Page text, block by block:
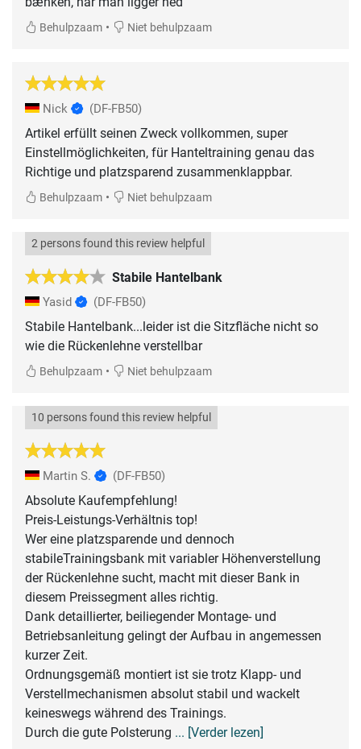
Behulpzaam • Niet behulpzaam
Nick (DF-FB50)
Artikel erfüllt seinen Zweck vollkommen, super
Einstellmöglichkeiten, für Hanteltraining genau das
Richtige und platzsparend zusammenklappbar.
Behulpzaam • Niet behulpzaam
Stabile Hantelbank
2 persons found this review helpful
Yasid (DF-FB50)
Stabile Hantelbank...leider ist die Sitzfläche nicht so
wie die Rückenlehne verstellbar
Behulpzaam • Niet behulpzaam
10 persons found this review helpful
Martin S. (DF-FB50)
Absolute Kaufempfehlung!
Preis-Leistungs-Verhältnis top!
Wer eine platzsparende und dennoch
stabileTrainingsbank mit variabler Höhenverstellung
der Rückenlehne sucht, macht mit dieser Bank in
diesem Preissegment alles richtig.
Dank detaillierter, beiliegender Montage- und
Betriebsanleitung gelingt der Aufbau in angemessen
kurzer Zeit.
Ordnungsgemäß montiert ist sie trotz Klapp- und
Verstellmechanismen absolut stabil und wackelt
keineswegs während des Trainings.
Durch die gute Polsterung ... [Verder lezen]